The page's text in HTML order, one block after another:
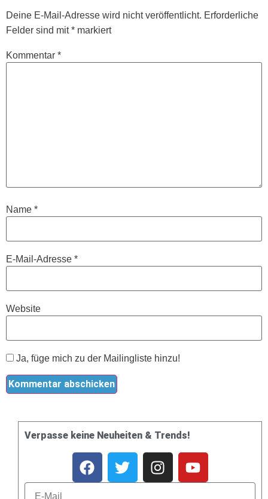
Deine E-Mail-Adresse wird nicht veröffentlicht. Erforderliche
Felder sind mit* markiert
Kommentar *
Name *
E-Mail-Adresse *
Website
Ja, füge mich zu der Mailingliste hinzu!
Verpasse keine Neuheiten & Trends!